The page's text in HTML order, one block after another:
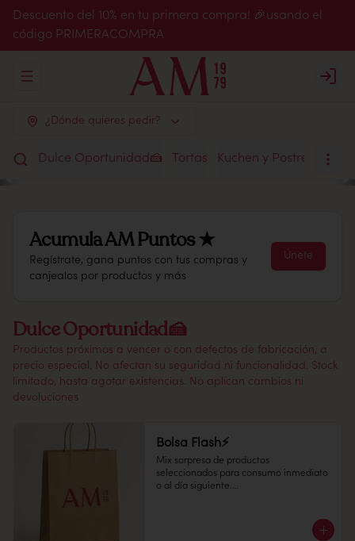
Descuento del 10% en tu primera compra! 🎉usando el
código PRIMERACOMPRA
Abrir menu de navegación Login
¿Dónde quieres pedir?
Dulce Oportunidad🍰 Tortas Kuchen y Postres
AcumulaAM Puntos ★
Regístrate, gana puntos con tus compras y
canjealos por productos y más
Únete
Dulce Oportunidad🍰
Productos próximos a vencer o con defectos de fabricación, a
precio especial. No afectan su seguridad ni funcionalidad. Stock
limitado, hasta agotar existencias. No aplican cambios ni
devoluciones
Bolsa Flash⚡
Mix sorpresa de productos
seleccionados para consumo inmediato
o al día siguiente.